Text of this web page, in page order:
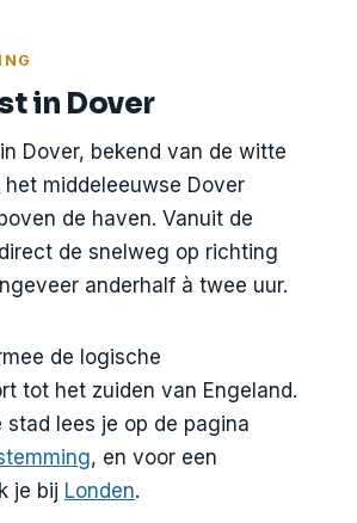
in Dover
Dover, bekend van de witte
middeleeuwse Dover
de haven. Vanuit de
de snelweg op richting
anderhalf à twee uur.
de logische
tot het zuiden van Engeland.
stad lees je op de pagina
, en voor een
je bij Londen.